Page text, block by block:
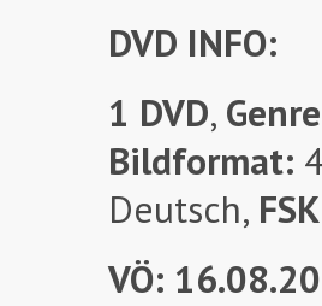
DVD INFO:
1 DVD,
Bildformat:
Deutsch,
VÖ: